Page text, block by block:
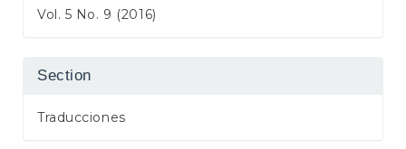
Vol. 5 No. 9 (2016)
Section
Traducciones